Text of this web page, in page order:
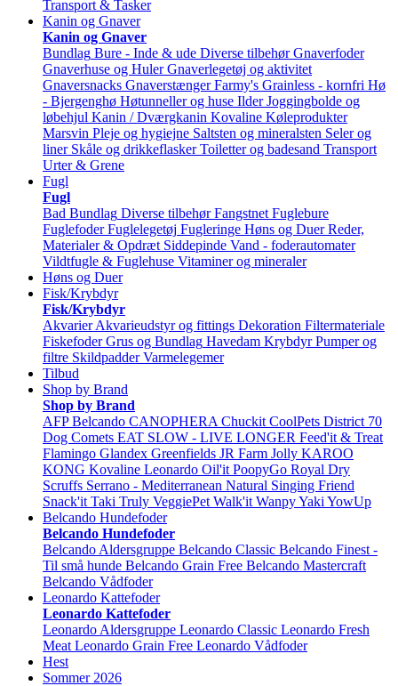
Transport & Tasker
Kanin og Gnaver
Kanin og Gnaver
Bundlag Bure - Inde & ude Diverse tilbehør Gnaverfoder
Gnaverhuse og Huler Gnaverlegetøj og aktivitet
Gnaversnacks Gnaverstænger Farmy's Grainless - kornfri Hø
- Bjergenghø Høtunneller og huse Ilder Joggingbolde og
løbehjul Kanin / Dværgkanin Kovaline Køleprodukter
Marsvin Pleje og hygiejne Saltsten og mineralsten Seler og
liner Skåle og drikkeflasker Toiletter og badesand Transport
Urter & Grene
Fugl
Fugl
Bad Bundlag Diverse tilbehør Fangstnet Fuglebure
Fuglefoder Fuglelegetøj Fugleringe Høns og Duer Reder,
Materialer & Opdræt Siddepinde Vand - foderautomater
Vildtfugle & Fuglehuse Vitaminer og mineraler
Høns og Duer
Fisk/Krybdyr
Fisk/Krybdyr
Akvarier Akvarieudstyr og fittings Dekoration Filtermateriale
Fiskefoder Grus og Bundlag Havedam Krybdyr Pumper og
filtre Skildpadder Varmelegemer
Tilbud
Shop by Brand
Shop by Brand
AFP Belcando CANOPHERA Chuckit CoolPets District 70
Dog Comets EAT SLOW - LIVE LONGER Feed'it & Treat
Flamingo Glandex Greenfields JR Farm Jolly KAROO
KONG Kovaline Leonardo Oil'it PoopyGo Royal Dry
Scruffs Serrano - Mediterranean Natural Singing Friend
Snack'it Taki Truly VeggiePet Walk'it WanpyYaki YowUp
Belcando Hundefoder
Belcando Hundefoder
Belcando Aldersgruppe Belcando Classic Belcando Finest -
Til små hunde Belcando Grain Free Belcando Mastercraft
Belcando Vådfoder
Leonardo Kattefoder
Leonardo Kattefoder
Leonardo Aldersgruppe Leonardo Classic Leonardo Fresh
Meat Leonardo Grain Free Leonardo Vådfoder
Hest
Sommer 2026